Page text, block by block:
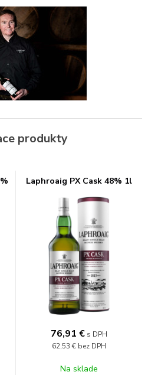
produkty
Laphroaig PX Cask 48% 1l
76,91 € s DPH
62,53 € bez DPH
Na sklade